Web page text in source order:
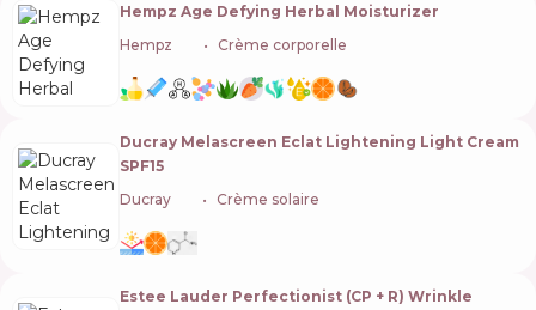
Hempz Age Defying Herbal Moisturizer
Hempz
Crème corporelle
Ducray Melascreen Eclat Lightening Light Cream
SPF15
Ducray
Crème solaire
Estee Lauder Perfectionist (CP + R) Wrinkle